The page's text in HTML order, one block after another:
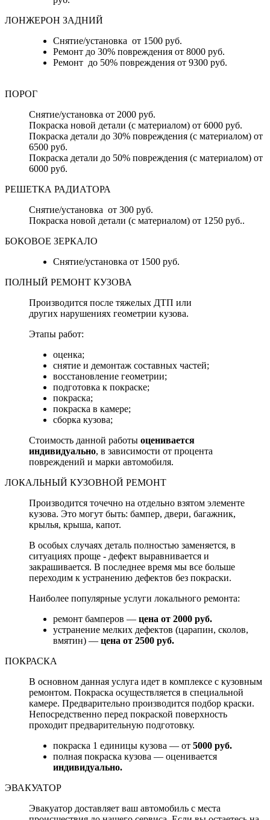
ЛОНЖЕРОН ЗАДНИЙ
Снятие/установка от 1500 руб.
Ремонт до 30% повреждения от 8000 руб.
Ремонт до 50% повреждения от 9300 руб.
ПОРОГ
Снятие/установка от 2000 руб.
Покраска новой детали (с материалом) от 6000 руб.
Покраска детали до 30% повреждения (с материалом) от
6500 руб.
Покраска детали до 50% повреждения (с материалом) от
6000 руб.
РЕШЕТКА РАДИАТОРА
Снятие/установка от 300 руб.
Покраска новой детали (с материалом) от 1250 руб..
БОКОВОЕ ЗЕРКАЛО
Снятие/установка от 1500 руб.
ПОЛНЫЙ РЕМОНТ КУЗОВА
Производится после тяжелых ДТП или
других нарушениях геометрии кузова.
Этапы работ:
оценка;
снятие и демонтаж составных частей;
восстановление геометрии;
подготовка к покраске;
покраска;
покраска в камере;
сборка кузова;
Стоимость данной работы оценивается
индивидуально, в зависимости от процента
повреждений и марки автомобиля.
ЛОКАЛЬНЫЙ КУЗОВНОЙ РЕМОНТ
Производится точечно на отдельно взятом элементе
кузова. Это могут быть: бампер, двери, багажник,
крылья, крыша, капот.
В особых случаях деталь полностью заменяется, в
ситуациях проще - дефект выравнивается и
закрашивается. В последнее время мы все больше
переходим к устранению дефектов без покраски.
Наиболее популярные услуги локального ремонта:
ремонт бамперов — цена от 2000 руб.
устранение мелких дефектов (царапин, сколов,
вмятин) — цена от 2500 руб.
ПОКРАСКА
В основном данная услуга идет в комплексе с кузовным
ремонтом. Покраска осуществляется в специальной
камере. Предварительно производится подбор краски.
Непосредственно перед покраской поверхность
проходит предварительную подготовку.
покраска 1 единицы кузова — от 5000 руб.
полная покраска кузова — оценивается
индивидуально.
ЭВАКУАТОР
Эвакуатор доставляет ваш автомобиль с места